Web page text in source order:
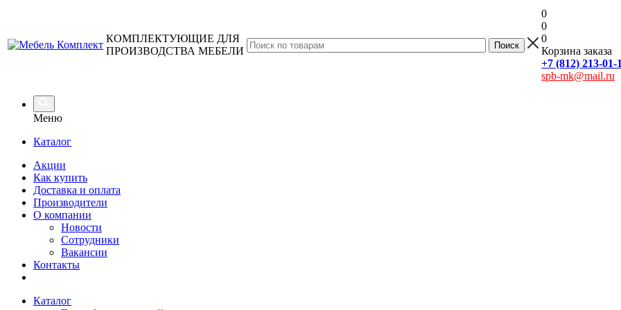
КОМПЛЕКТУЮЩИЕ ДЛЯ
ПРОИЗВОДСТВА МЕБЕЛИ
0
0
0
Корзина заказа
+7 (812) 213-01-
spb-mk@mail.ru
Меню
Каталог
Акции
Как купить
Доставка и оплата
Производители
О компании
Новости
Сотрудники
Вакансии
Контакты
Каталог